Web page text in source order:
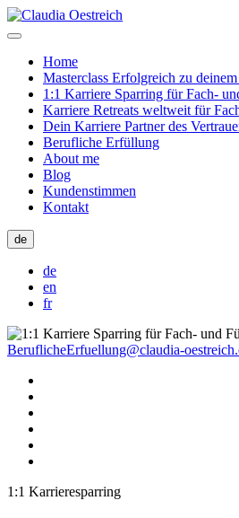
Home
Masterclass Erfolgreich zu
1:1 Karriere Sparring für Fach-
Karriere Retreats weltweit für
Dein Karriere Partner des
Berufliche Erfüllung
About me
Blog
Kundenstimmen
Kontakt
de
de
en
fr
BeruflicheErfuellung@claudia-
1:1 Karrieresparring